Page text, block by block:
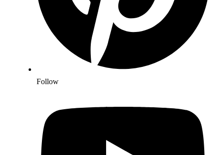
Follow